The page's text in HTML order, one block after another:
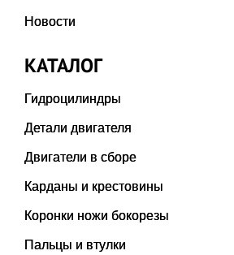
Новости
КАТАЛОГ
Гидроцилиндры
Детали двигателя
Двигатели в сборе
Карданы и крестовины
Коронки ножи бокорезы
Пальцы и втулки